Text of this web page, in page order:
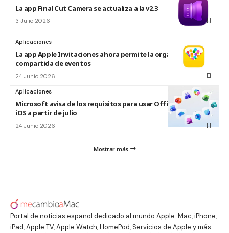
La app Final Cut Camera se actualiza a la v2.3
3 Julio 2026
Aplicaciones
La app Apple Invitaciones ahora permite la organización
compartida de eventos
24 Junio 2026
Aplicaciones
Microsoft avisa de los requisitos para usar Office en macOS y
iOS a partir de julio
24 Junio 2026
Mostrar más
Portal de noticias español dedicado al mundo Apple: Mac, iPhone,
iPad, Apple TV, Apple Watch, HomePod, Servicios de Apple y más.